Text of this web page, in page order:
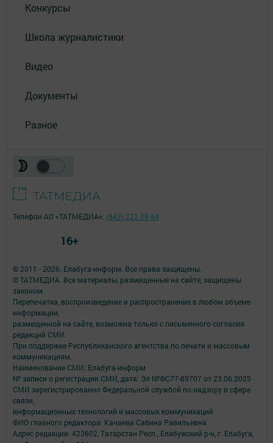
Конкурсы
Школа журналистики
Видео
Документы
Разное
© 2011 - 2026. Елабуга-информ. Все права защищены.
© ТАТМЕДИА. Все материалы, размещенные на сайте, защищены
законом.
Перепечатка, воспроизведение и распространение в любом объеме
информации,
размещенной на сайте, возможна только с письменного согласия
редакций СМИ.
При поддержке Республиканского агентства по печати и массовым
коммуникациям.
Наименование СМИ: Елабуга-информ
№ записи о регистрации СМИ, дата: Эл №ФС77-89707 от 23.06.2025
СМИ зарегистрированно Федеральной службой по надзору в сфере
связи,
информационных технологий и массовых коммуникаций
ФИО главного редактора: Качаева Сабина Равильевна
Адрес редакции: 423602, Татарстан Респ., Елабужский р-н, г. Елабуга,
Телефон АО «ТАТМЕДИА»: (843) 222 09 84
16+